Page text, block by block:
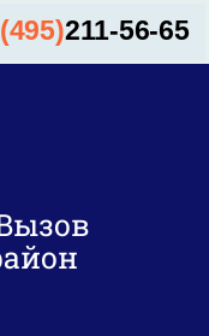
211-56-65